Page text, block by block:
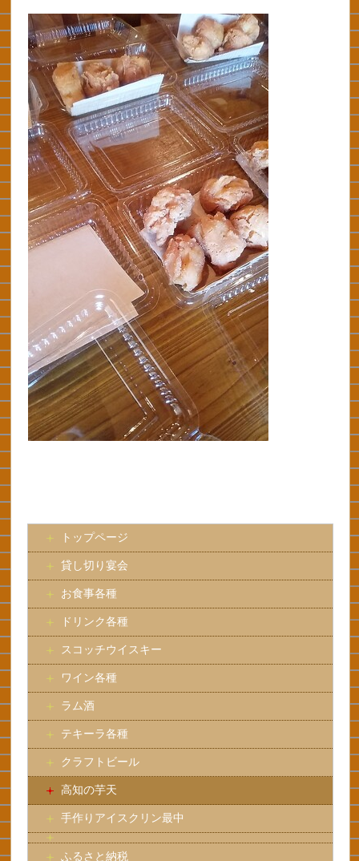
トップページ
貸し切り宴会
お食事各種
ドリンク各種
スコッチウイスキー
ワイン各種
ラム酒
テキーラ各種
クラフトビール
高知の芋天
手作りアイスクリン最中
ふるさと納税